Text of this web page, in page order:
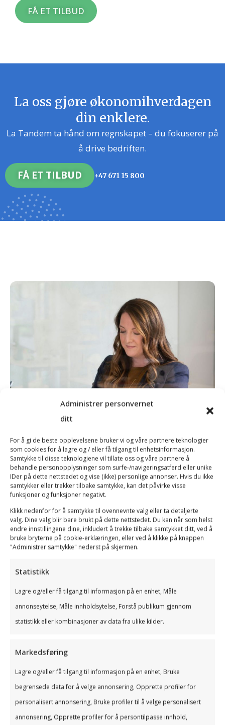
Administrer personvernet
ditt
For å gi de beste opplevelsene bruker vi og våre partnere teknologier
som cookies for å lagre og / eller få tilgang til enhetsinformasjon.
Samtykke til disse teknologiene vil tillate oss og våre partnere å
behandle personopplysninger som surfe-/navigeringsatferd eller unike
IDer på dette nettstedet og vise (ikke) personlige annonser. Hvis du ikke
samtykker eller trekker tilbake samtykke, kan det påvirke visse
funksjoner og funksjoner negativt.
Klikk nedenfor for å samtykke til ovennevnte valg eller ta detaljerte
valg. Dine valg blir bare brukt på dette nettstedet. Du kan når som helst
endre innstillingene dine, inkludert å trekke tilbake samtykket ditt, ved å
bruke bryterne på cookie-erklæringen, eller ved å klikke på knappen
"Administrer samtykke" nederst på skjermen.
Statistikk
Lagre og/eller få tilgang til informasjon på en enhet, Måle
annonseytelse, Måle innholdsytelse, Forstå publikum gjennom
statistikk eller kombinasjoner av data fra ulike kilder.
Markedsføring
Lagre og/eller få tilgang til informasjon på en enhet, Bruke
begrensede data for å velge annonsering, Opprette profiler for
personalisert annonsering, Bruke profiler til å velge personalisert
annonsering, Opprette profiler for å persontilpasse innhold,
FÅ ET TILBUD
La oss gjøre økonomihverdagen
din enklere.
La Tandem ta hånd om regnskapet – du fokuserer på
å drive bedriften.
FÅ ET TILBUD +47 671 15 800
3. Personlig oppfølging
velger et regnskapsbyrå. Du ønsker en rådgiver
som virkelig forstår virksomheten din, kjenner dine
mål og utfordringer, og som kan gi konkrete råd
som gir merverdi.
individuell tilpasning, kan gjøre at du går glipp av
tett, er tilgjengelig når det trengs, og kan tilpasse
markedet.
4. Pris og transparens
Pris er alltid en viktig faktor, men det er minst like